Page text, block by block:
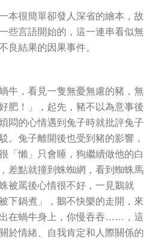
很簡單卻發人深省的繪本，故
些言語開始的，這一連串看似無
良結果的因果事件。
，看見一隻無憂無慮的豬，無
肥！」，起先，豬不以為意事後
悶的心情遇到兔子時就批評兔子
。兔子離開後也受到豬的影響，
「懶」只會睡，狗繼續做他的白
差點就撞到蛛蜘網，看到蜘蛛馬
被罵後心情很不好，一見鵝就
下鍋煮」，鵝不快樂的走開，來
在蝸牛身上，你慢吞吞……，這
於情緒、自我肯定和人際關係的